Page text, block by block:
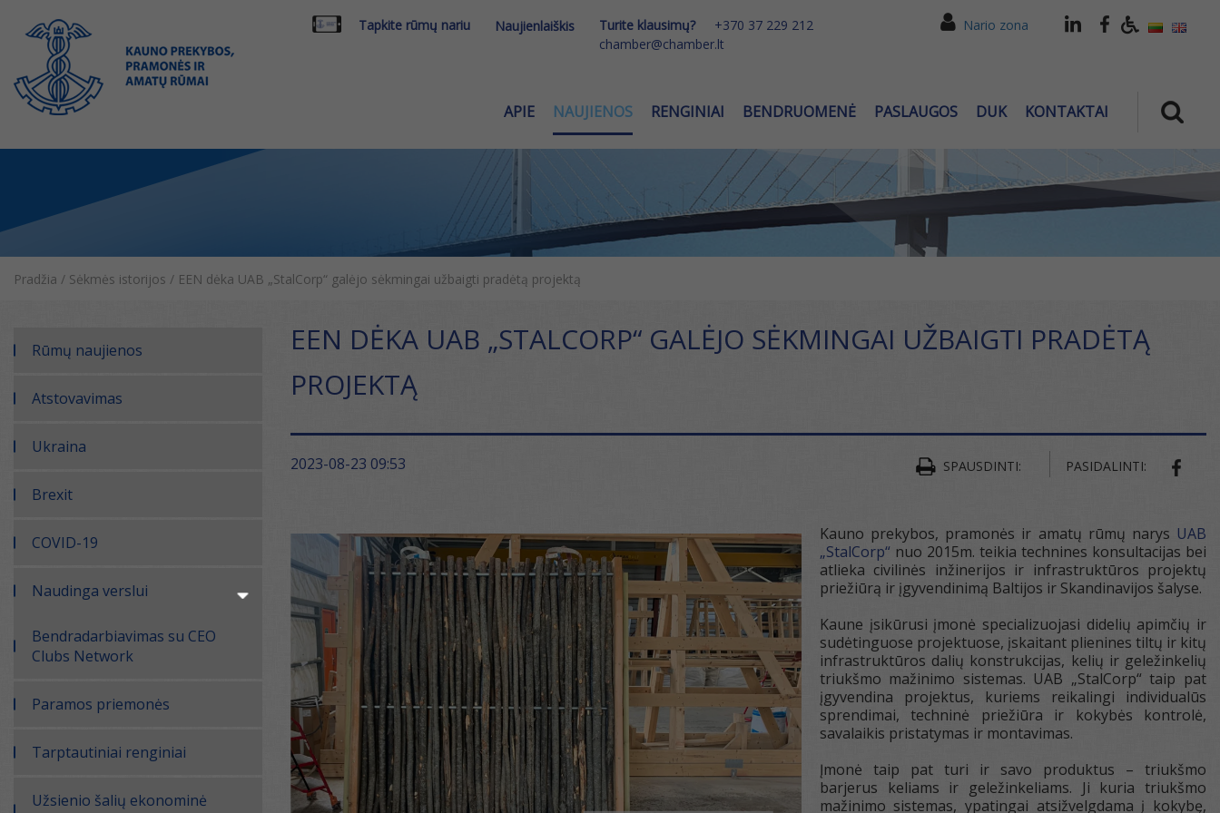
Tapkite rūmų nariu Naujienlaiškis Turite klausimų?
+370 37 229 212
chamber@chamber.lt
Nario zona
APIE NAUJIENOS RENGINIAI BENDRUOMENĖ PASLAUGOS DUK KONTAKTAI
Pradžia / Sėkmės istorijos / EEN dėka UAB „StalCorp“ galėjo sėkmingai užbaigti pradėtą projektą
Rūmų naujienos
Atstovavimas
Ukraina
Brexit
COVID-19
Naudinga verslui
Bendradarbiavimas su CEO
Clubs Network
Paramos priemonės
Tarptautiniai renginiai
Užsienio šalių ekonominė
EEN DĖKA UAB „STALCORP“ GALĖJO SĖKMINGAI UŽBAIGTI PRADĖTĄ
PROJEKTĄ
2023-08-23 09:53 SPAUSDINTI: PASIDALINTI:
Kauno prekybos, pramonės ir amatų rūmų narys UAB
„StalCorp“ nuo 2015m. teikia technines konsultacijas bei
atlieka civilinės inžinerijos ir infrastruktūros projektų
priežiūrą ir įgyvendinimą Baltijos ir Skandinavijos šalyse.
Kaune įsikūrusi įmonė specializuojasi didelių apimčių ir
sudėtinguose projektuose, įskaitant plienines tiltų ir kitų
infrastruktūros dalių konstrukcijas, kelių ir geležinkelių
triukšmo mažinimo sistemas. UAB „StalCorp“ taip pat
įgyvendina projektus, kuriems reikalingi individualūs
sprendimai, techninė priežiūra ir kokybės kontrolė,
savalaikis pristatymas ir montavimas.
Įmonė taip pat turi ir savo produktus – triukšmo
barjerus keliams ir geležinkeliams. Ji kuria triukšmo
mažinimo sistemas, ypatingai atsižvelgdama į kokybę,